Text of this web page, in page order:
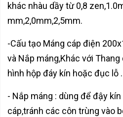
khác nhàu dầy từ 0,8
mm,2,0mm,2,5mm.
-Cấu tạo Máng cáp điện
và Nắp máng,Khác với
hình hộp đáy kín hoặc đục lỗ .
- Nắp máng : dùng để đậy
cáp,tránh các côn trùng vào